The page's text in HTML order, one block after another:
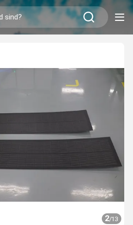
2/13